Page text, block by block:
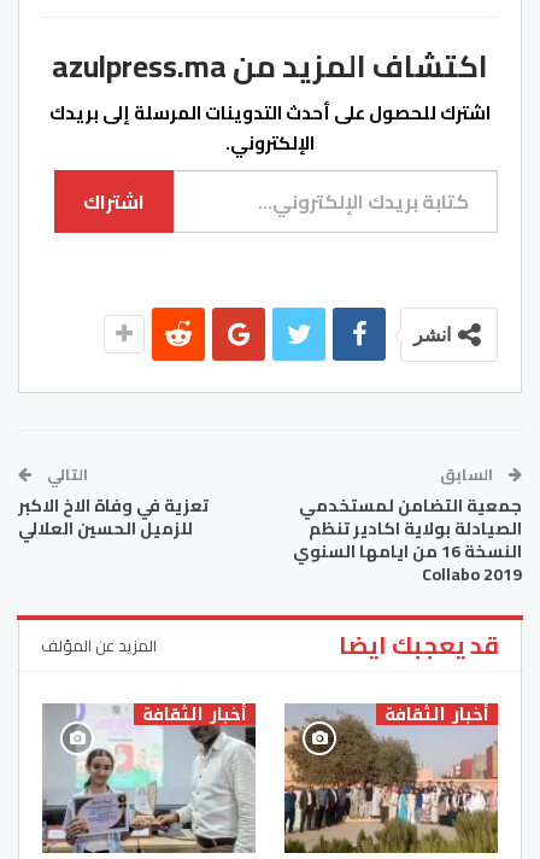
اكتشاف المزيد من azulpress.ma
اشترك للحصول على أحدث التدوينات المرسلة إلى بريدك
الإلكتروني.
كتابة بريدك الإلكتروني...
اشتراك
انشر
السابق
جمعية التضامن لمستخدمي
الصيادلة بولاية اكادير تنظم
النسخة 16 من ايامها السنوي
Collabo 2019
التالي
تعزية في وفاة الاخ الاكبر
للزميل الحسين العلالي
قد يعجبك ايضا المزيد عن المؤلف
أخبار الثقافة أخبار الثقافة